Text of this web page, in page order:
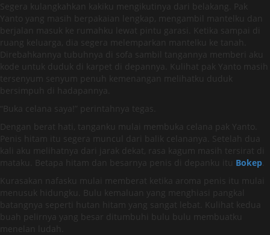
Segera kulangkahkan kakiku mengikutinya dari belakang. Pak
Yanto yang masih berpakaian lengkap, mengambil mantelku dan
berjalan masuk ke rumahku lewat pintu garasi. Ketika sampai di
ruang keluarga, dia segera melemparkan mantelku ke tanah.
Direbahkannya tubuhnya di sofa sambil tangannya memberi aku
kode untuk duduk di karpet di depannya. Kulihat pak Yanto masih
tersenyum senyum penuh kemenangan melihatku duduk
bersimpuh di hadapannya.
“Buka celana saya!” perintahnya tegas.
Dengan berat hati, tanganku mulai membuka celana pak Yanto.
Penis hitam itu segera muncul dari balik celananya. Setelah dua
kali aku melihatnya dari jarak dekat, rasa kagum masih tersirat di
mataku. Betapa hitam dan besarnya penis di depanku itu Bokep
Kurasakan nafasku mulai memberat ketika aroma penis itu mulai
menusuk hidungku. Bulu kemaluan yang menghiasi pangkal
batangnya seperti hutan hitam yang sangat lebat. Kulihat kedua
buah pelirnya yang besar ditumbuhi bulu bulu membuatku
menelan ludah.